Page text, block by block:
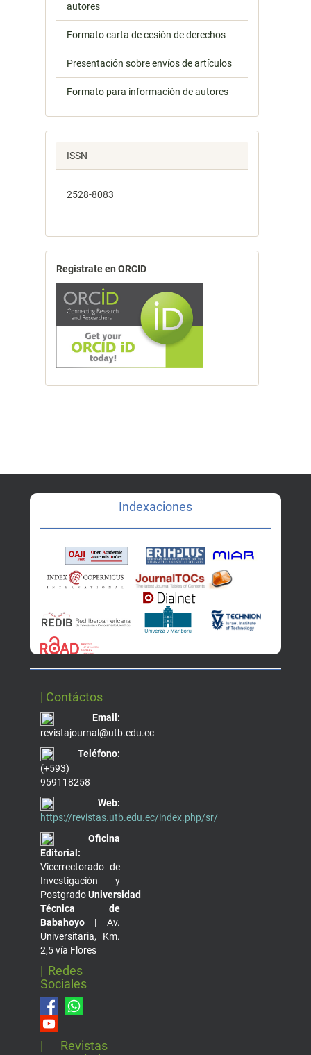
autores
Formato carta de cesión de derechos
Presentación sobre envíos de artículos
Formato para información de autores
ISSN
2528-8083
Registrate en ORCID
Indexaciones
| Contáctos
Email:
revistajournal@utb.edu.ec
Teléfono:
(+593)
959118258
Web:
https://revistas.utb.edu.ec/index.php/sr/
Oficina
Editorial:
Vicerrectorado de
Investigación y
PostgradoUniversidad
Técnica de
Babahoyo | Av.
Universitaria, Km.
2,5 vía Flores
| Redes
Sociales
| Revistas